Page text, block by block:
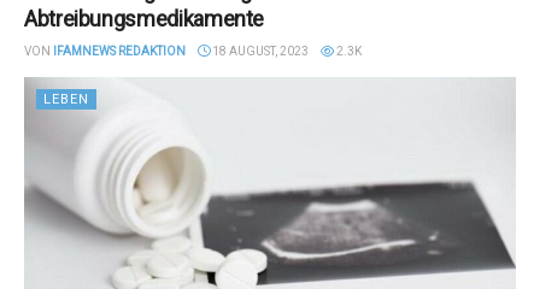
Abtreibungsmedikamente
VON IFAMNEWS REDAKTION 18 AUGUST, 2023 2.3K
LEBEN